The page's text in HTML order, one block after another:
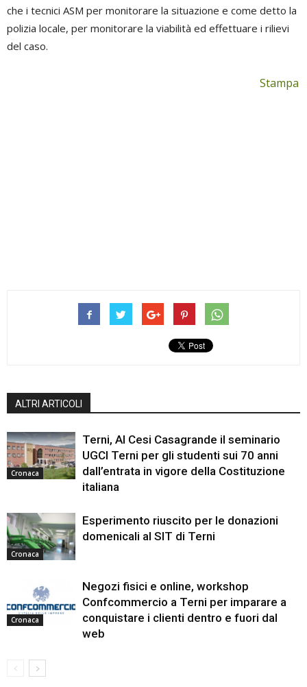
che i tecnici ASM per monitorare la situazione e come detto la
polizia locale, per monitorare la viabilità ed effettuare i rilievi
del caso.
Stampa
ALTRI ARTICOLI
Cronaca
Terni, Al Cesi Casagrande il seminario
UGCI Terni per gli studenti sui 70 anni
dall’entrata in vigore della Costituzione
italiana
Cronaca
Esperimento riuscito per le donazioni
domenicali al SIT di Terni
Cronaca
Negozi fisici e online, workshop
Confcommercio a Terni per imparare a
conquistare i clienti dentro e fuori dal
web